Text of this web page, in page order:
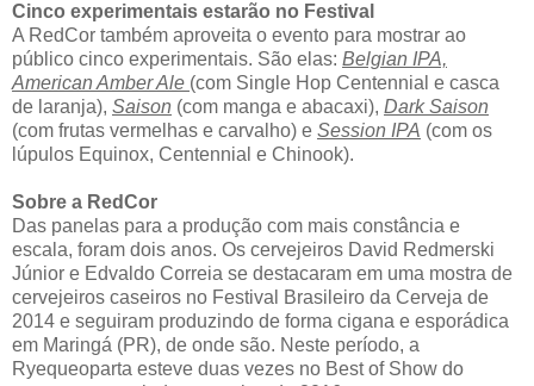
Cinco experimentais estarão no Festival
A RedCor também aproveita o evento para mostrar ao
público cinco experimentais. São elas: Belgian IPA,
American Amber Ale (com Single Hop Centennial e casca
de laranja), Saison (com manga e abacaxi), Dark Saison
(com frutas vermelhas e carvalho) e Session IPA (com os
lúpulos Equinox, Centennial e Chinook).
Sobre a RedCor
Das panelas para a produção com mais constância e
escala, foram dois anos. Os cervejeiros David Redmerski
Júnior e Edvaldo Correia se destacaram em uma mostra de
cervejeiros caseiros no Festival Brasileiro da Cerveja de
2014 e seguiram produzindo de forma cigana e esporádica
em Maringá (PR), de onde são. Neste período, a
Ryequeoparta esteve duas vezes no Best of Show do